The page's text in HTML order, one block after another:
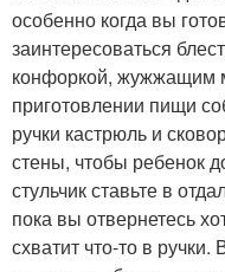
особенно когда вы
заинтересоваться
конфоркой, жужжащим
приготовлении пищи
ручки кастрюль и
стены, чтобы ребенок
стульчик ставьте в
пока вы отвернетесь
схватит что-то в